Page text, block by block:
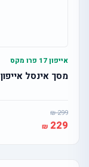
אייפון 17 פרו מקס
מסך אינסל אייפון 17 פרו מקס
299
229